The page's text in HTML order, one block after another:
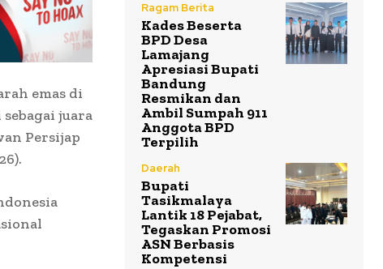
emas di
juara
Persijap
Ragam Berita
Kades Beserta
BPD Desa
Lamajang
Apresiasi Bupati
Bandung
Resmikan dan
Ambil Sumpah 911
Anggota BPD
Terpilih
Daerah
Bupati
Tasikmalaya
Lantik 18 Pejabat,
Tegaskan Promosi
ASN Berbasis
Kompetensi